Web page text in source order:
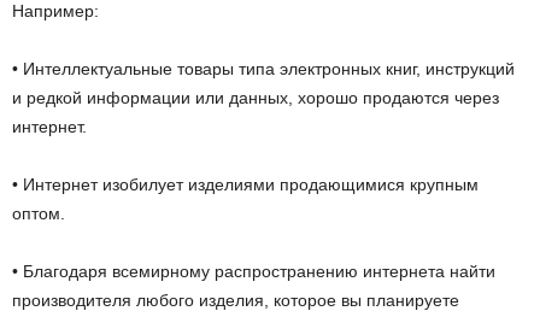
Например:
• Интеллектуальные товары типа электронных книг, инструкций
и редкой информации или данных, хорошо продаются через
интернет.
• Интернет изобилует изделиями продающимися крупным
оптом.
• Благодаря всемирному распространению интернета найти
производителя любого изделия, которое вы планируете